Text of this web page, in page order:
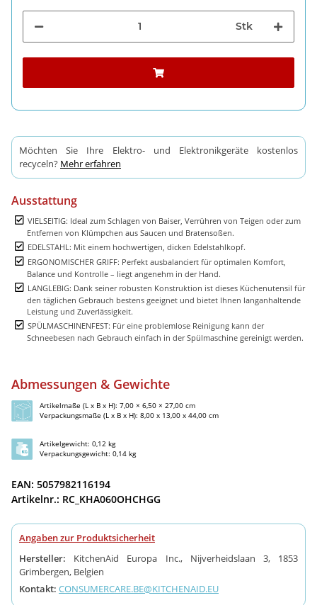
Stk
Möchten Sie Ihre Elektro- und Elektronikgeräte kostenlos
recyceln? Mehr erfahren
Ausstattung
VIELSEITIG: Ideal zum Schlagen von Baiser, Verrühren von Teigen oder zum
Entfernen von Klümpchen aus Saucen und Bratensoßen.
EDELSTAHL: Mit einem hochwertigen, dicken Edelstahlkopf.
ERGONOMISCHER GRIFF: Perfekt ausbalanciert für optimalen Komfort,
Balance und Kontrolle – liegt angenehm in der Hand.
LANGLEBIG: Dank seiner robusten Konstruktion ist dieses Küchenutensil für
den täglichen Gebrauch bestens geeignet und bietet Ihnen langanhaltende
Leistung und Zuverlässigkeit.
SPÜLMASCHINENFEST: Für eine problemlose Reinigung kann der
Schneebesen nach Gebrauch einfach in der Spülmaschine gereinigt werden.
Abmessungen & Gewichte
Artikelmaße (L x B x H): 7,00 × 6,50 × 27,00 cm
Verpackungsmaße (L x B x H): 8,00 x 13,00 x 44,00 cm
Artikelgewicht: 0,12 kg
Verpackungsgewicht: 0,14 kg
EAN: 5057982116194
Artikelnr.: RC_KHA060OHCHGG
Angaben zur Produktsicherheit
Hersteller: KitchenAid Europa Inc., Nijverheidslaan 3, 1853
Grimbergen, Belgien
Kontakt: CONSUMERCARE.BE@KITCHENAID.EU